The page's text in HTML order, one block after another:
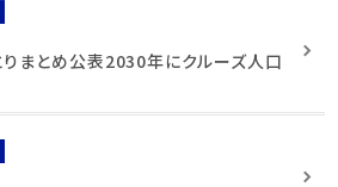
まとめ公表2030年にクルーズ人口